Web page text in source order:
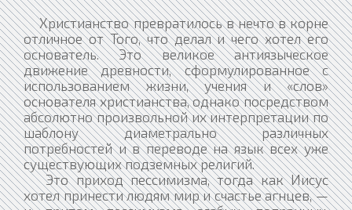
Христианство превратилось в нечто в корне
отличное от Того, что делал и чего хотел его
основатель. Это великое антиязыческое
движение древности, сформулированное с
использованием жизни, учения и «слов»
основателя христианства, однако посредством
абсолютно произвольной их интерпретации по
шаблону диаметрально различных
потребностей и в переводе на язык всех уже
существующих подземных религий.
Это приход пессимизма, тогда как Иисус
хотел принести людям мир и счастье агнцев, —